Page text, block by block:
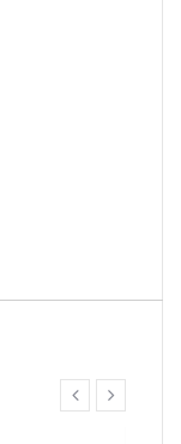
prev